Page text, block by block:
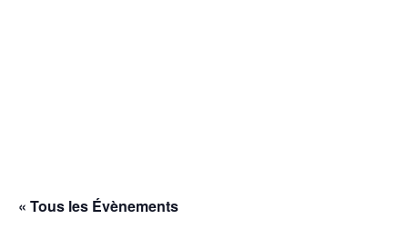
« Tous les Évènements